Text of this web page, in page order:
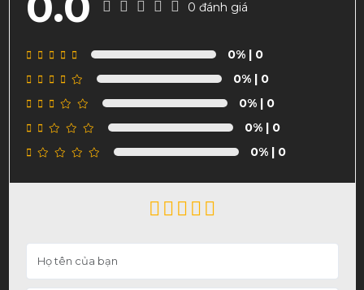
0 đánh giá
0%| 0
0%| 0
0%| 0
0%| 0
0%| 0